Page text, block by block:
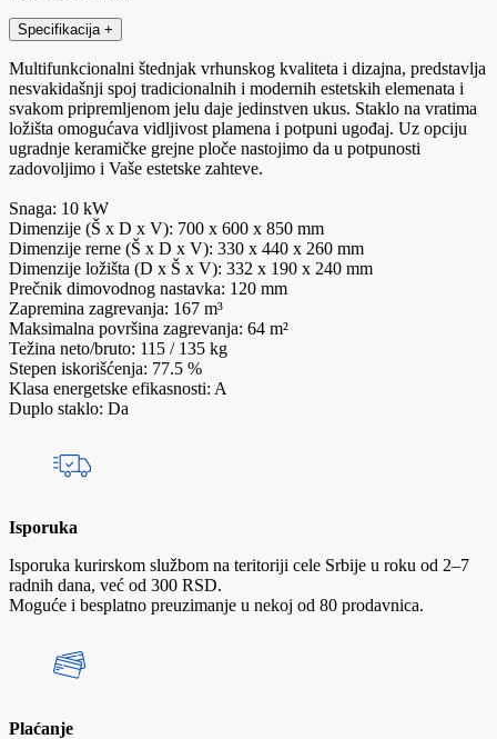
Specifikacija +
Multifunkcionalni štednjak vrhunskog kvaliteta i dizajna, predstavlja
nesvakidašnji spoj tradicionalnih i modernih estetskih elemenata i
svakom pripremljenom jelu daje jedinstven ukus. Staklo na vratima
ložišta omogućava vidljivost plamena i potpuni ugođaj. Uz opciju
ugradnje keramičke grejne ploče nastojimo da u potpunosti
zadovoljimo i Vaše estetske zahteve.
Snaga: 10 kW
Dimenzije (Š x D x V): 700 x 600 x 850 mm
Dimenzije rerne (Š x D x V): 330 x 440 x 260 mm
Dimenzije ložišta (D x Š x V): 332 x 190 x 240 mm
Prečnik dimovodnog nastavka: 120 mm
Zapremina zagrevanja: 167 m³
Maksimalna površina zagrevanja: 64 m²
Težina neto/bruto: 115 / 135 kg
Stepen iskorišćenja: 77.5 %
Klasa energetske efikasnosti: A
Duplo staklo: Da
Isporuka
Isporuka kurirskom službom na teritoriji cele Srbije u roku od 2–7
radnih dana, već od 300 RSD.
Moguće i besplatno preuzimanje u nekoj od 80 prodavnica.
Plaćanje